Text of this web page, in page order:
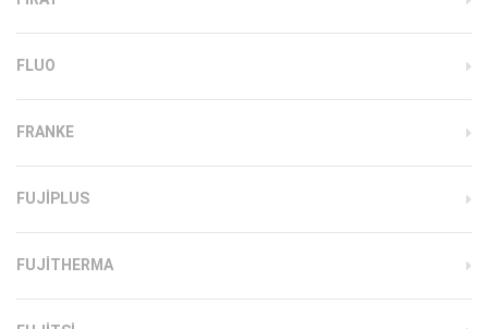
FLUO
FRANKE
FUJIPLUS
FUJITHERMA